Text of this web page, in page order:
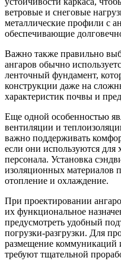
ветровые и снеговые
металлические профили с
обеспечивающие
Важно также правильно
ангаров обычно
ленточный фундамент,
конструкции даже на
характеристик почвы и
Еще одной особенностью
вентиляции и
важно поддерживать
если они используются для
персонала. Установка
изоляционных материалов
отопление и охлаждение.
При проектировании
их функциональное
предусмотреть удобный
погрузки-разгрузки. Для
размещение коммуникаций
требуют тщательной